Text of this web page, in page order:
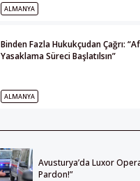
ALMANYA
Binden Fazla Hukukçudan Çağrı:
Yasaklama Süreci Başlatılsın”
ALMANYA
Avusturya’da Luxor
Pardon!”